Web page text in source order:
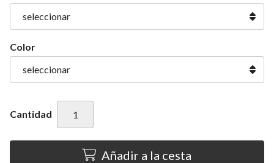
Color
Cantidad
Añadir a la cesta